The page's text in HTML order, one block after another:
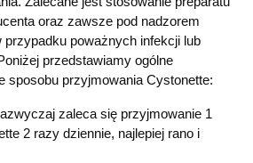
oraz zawsze pod nadzorem
przypadku poważnych infekcji lub
przedstawiamy ogólne
sposobu przyjmowania Cystonette:
zaleca się przyjmowanie 1
2 razy dziennie, najlepiej rano i